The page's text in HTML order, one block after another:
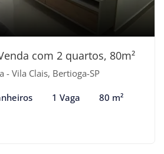
com 2 quartos, 80m²
- Vila Clais, Bertioga-SP
1 Vaga 80 m²